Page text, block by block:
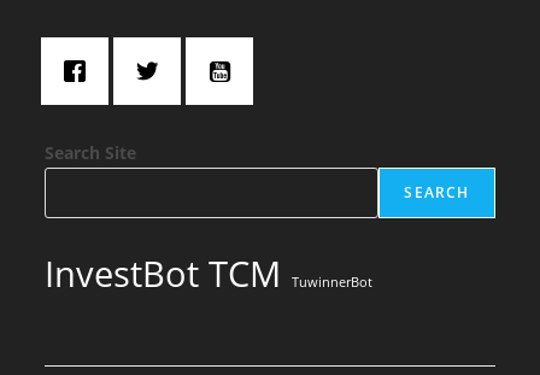
Search Site
SEARCH
InvestBot TCM TuwinnerBot